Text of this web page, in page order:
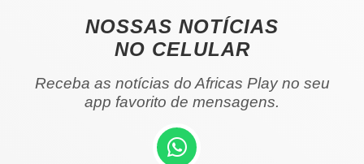
NOSSAS NOTÍCIAS
NO CELULAR
Receba as notícias do Africas Play no seu
app favorito de mensagens.